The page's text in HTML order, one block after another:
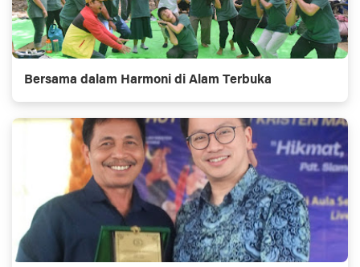
Bersama dalam Harmoni di Alam Terbuka